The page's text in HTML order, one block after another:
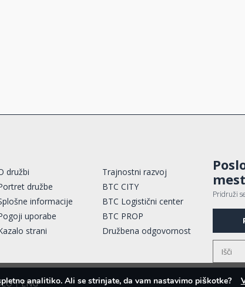
družbi
družbe
informacije
uporabe
strani
Trajnostni razvoj
BTC CITY
BTC Logistični center
BTC PROP
Družbena odgovornost
Pridruži
|ENGanalitiko. Ali se strinjate, da vam nastavimo piškotke?